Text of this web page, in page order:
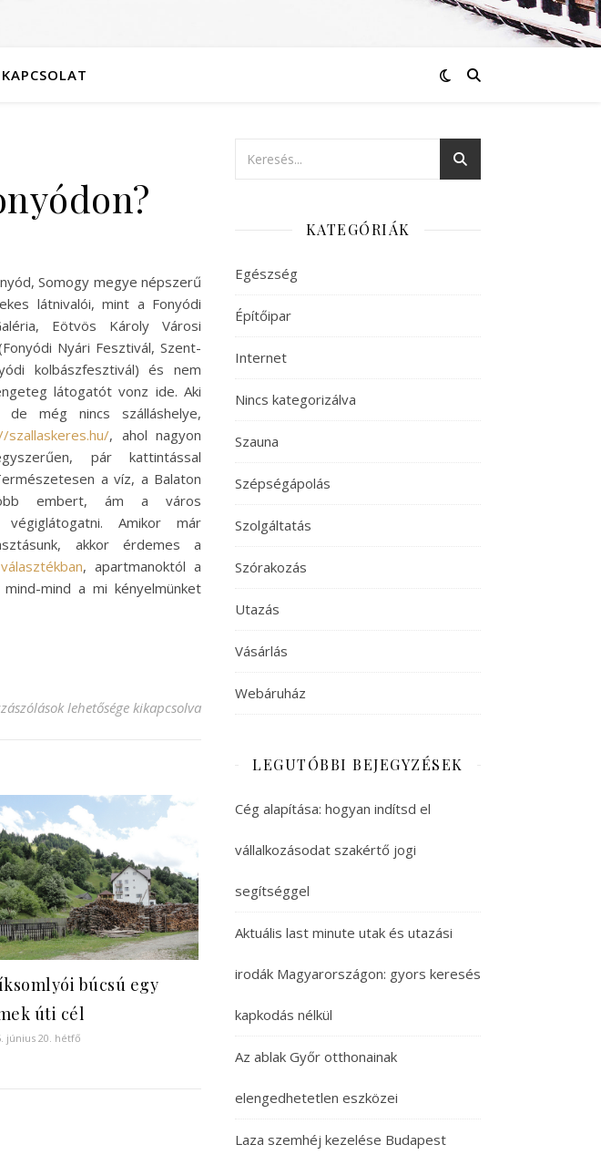
KAPCSOLAT
Somogy megye népszerű
látnivalói, mint a Fonyódi
Eötvös Károly Városi
Nyári Fesztivál, Szent-
kolbászfesztivál) és nem
látogatót vonz ide. Aki
de még nincs szálláshelye,
, ahol nagyon
pár kattintással
a víz, a Balaton
embert, ám a város
Amikor már
akkor érdemes a
, apartmanoktól a
mind a mi kényelmünket
megszállni Fonyódon? bejegyzéshez
lehetősége kikapcsolva
búcsú egy
úti cél
június 20. hétfő
KATEGÓRIÁK
Egészség
Építőipar
Internet
Nincs kategorizálva
Szauna
Szépségápolás
Szolgáltatás
Szórakozás
Utazás
Vásárlás
Webáruház
LEGUTÓBBI BEJEGYZÉSEK
Cég alapítása: hogyan indítsd el
vállalkozásodat szakértő jogi
segítséggel
Aktuális last minute utak és utazási
irodák Magyarországon: gyors keresés
kapkodás nélkül
Az ablak Győr otthonainak
elengedhetetlen eszközei
Laza szemhéj kezelése Budapest